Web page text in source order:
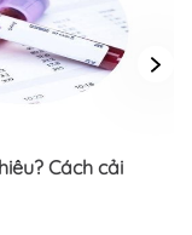
Cách cải